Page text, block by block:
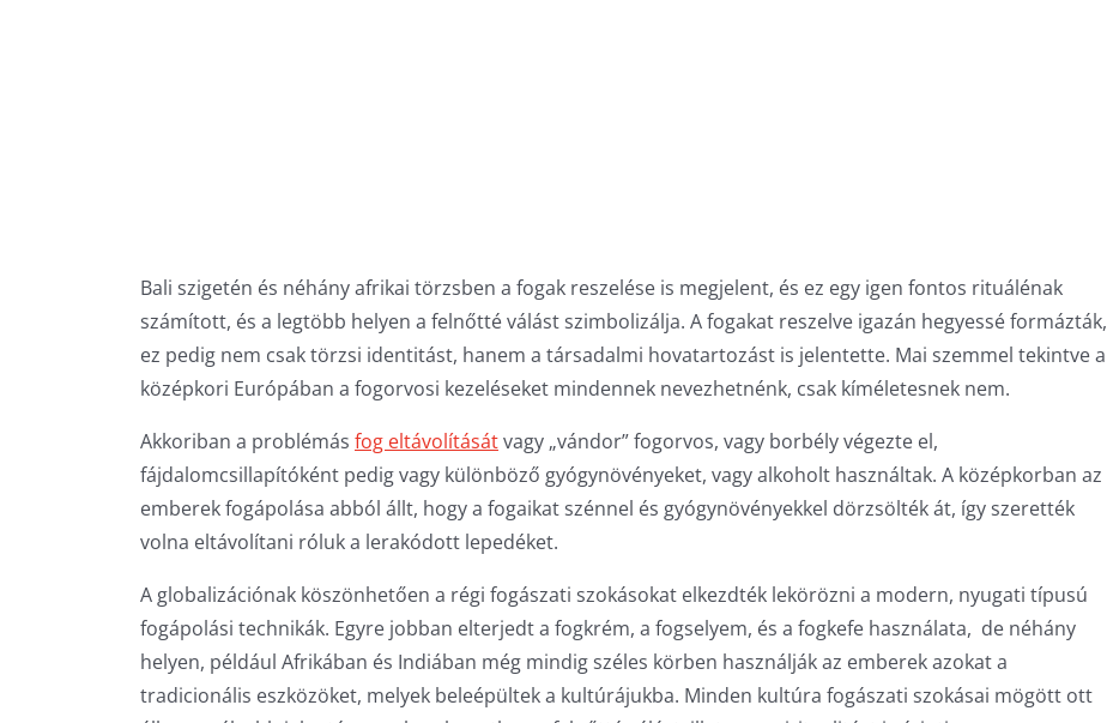
Bali szigetén és néhány afrikai törzsben a fogak reszelése is megjelent, és ez egy igen fontos rituálénak
számított, és a legtöbb helyen a felnőtté válást szimbolizálja. A fogakat reszelve igazán hegyessé formázták,
ez pedig nem csak törzsi identitást, hanem a társadalmi hovatartozást is jelentette. Mai szemmel tekintve a
középkori Európában a fogorvosi kezeléseket mindennek nevezhetnénk, csak kíméletesnek nem.
Akkoriban a problémás fog eltávolításátvagy „vándor” fogorvos, vagy borbély végezte el,
fájdalomcsillapítóként pedig vagy különböző gyógynövényeket, vagy alkoholt használtak. A középkorban az
emberek fogápolása abból állt, hogy a fogaikat szénnel és gyógynövényekkel dörzsölték át, így szerették
volna eltávolítani róluk a lerakódott lepedéket.
A globalizációnak köszönhetően a régi fogászati szokásokat elkezdték lekörözni a modern, nyugati típusú
fogápolási technikák. Egyre jobban elterjedt a fogkrém, a fogselyem, és a fogkefe használata, de néhány
helyen, például Afrikában és Indiában még mindig széles körben használják az emberek azokat a
tradicionális eszközöket, melyek beleépültek a kultúrájukba. Minden kultúra fogászati szokásai mögött ott